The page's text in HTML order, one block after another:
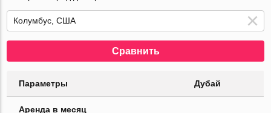
Сравнить
Параметры Дубай
Аренда в месяц